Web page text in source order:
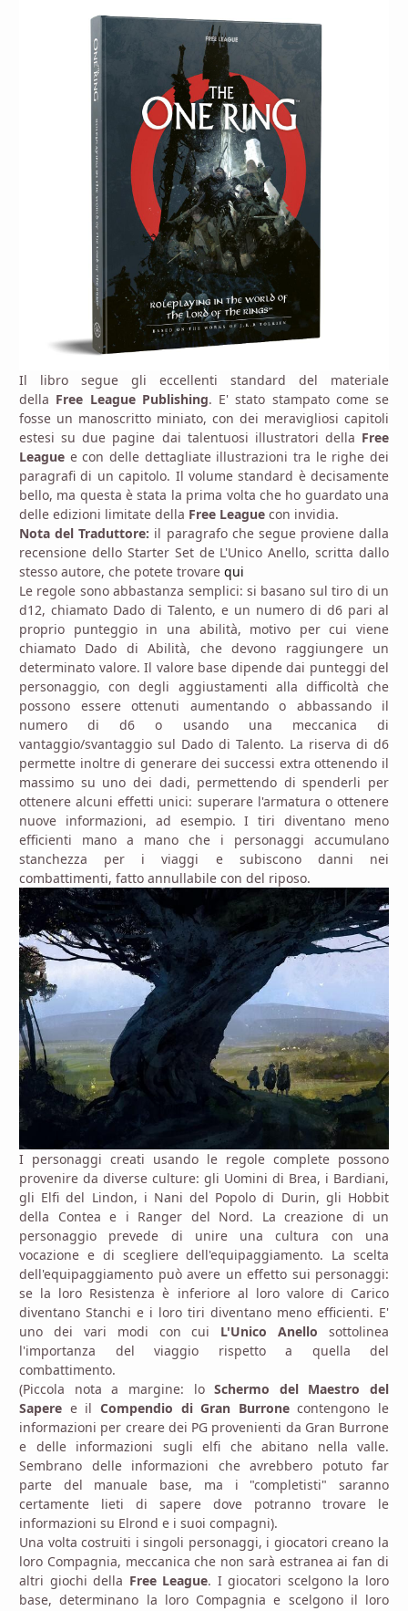
Il libro segue gli eccellenti standard del materiale
della Free League Publishing. E' stato stampato come se
fosse un manoscritto miniato, con dei meravigliosi capitoli
estesi su due pagine dai talentuosi illustratori della Free
League e con delle dettagliate illustrazioni tra le righe dei
paragrafi di un capitolo. Il volume standard è decisamente
bello, ma questa è stata la prima volta che ho guardato una
delle edizioni limitate della Free League con invidia.
Nota del Traduttore: il paragrafo che segue proviene dalla
recensione dello Starter Set de L'Unico Anello, scritta dallo
stesso autore, che potete trovare qui
Le regole sono abbastanza semplici: si basano sul tiro di un
d12, chiamato Dado di Talento, e un numero di d6 pari al
proprio punteggio in una abilità, motivo per cui viene
chiamato Dado di Abilità, che devono raggiungere un
determinato valore. Il valore base dipende dai punteggi del
personaggio, con degli aggiustamenti alla difficoltà che
possono essere ottenuti aumentando o abbassando il
numero di d6 o usando una meccanica di
vantaggio/svantaggio sul Dado di Talento. La riserva di d6
permette inoltre di generare dei successi extra ottenendo il
massimo su uno dei dadi, permettendo di spenderli per
ottenere alcuni effetti unici: superare l'armatura o ottenere
nuove informazioni, ad esempio. I tiri diventano meno
efficienti mano a mano che i personaggi accumulano
stanchezza per i viaggi e subiscono danni nei
combattimenti, fatto annullabile con del riposo.
I personaggi creati usando le regole complete possono
provenire da diverse culture: gli Uomini di Brea, i Bardiani,
gli Elfi del Lindon, i Nani del Popolo di Durin, gli Hobbit
della Contea e i Ranger del Nord. La creazione di un
personaggio prevede di unire una cultura con una
vocazione e di scegliere dell'equipaggiamento. La scelta
dell'equipaggiamento può avere un effetto sui personaggi:
se la loro Resistenza è inferiore al loro valore di Carico
diventano Stanchi e i loro tiri diventano meno efficienti. E'
uno dei vari modi con cui L'Unico Anello sottolinea
l'importanza del viaggio rispetto a quella del
combattimento.
(Piccola nota a margine: loSchermo del Maestro del
Sapere e il Compendio di Gran Burronecontengono le
informazioni per creare dei PG provenienti da Gran Burrone
e delle informazioni sugli elfi che abitano nella valle.
Sembrano delle informazioni che avrebbero potuto far
parte del manuale base, ma i "completisti" saranno
certamente lieti di sapere dove potranno trovare le
informazioni su Elrond e i suoi compagni).
Una volta costruiti i singoli personaggi, i giocatori creano la
loro Compagnia, meccanica che non sarà estranea ai fan di
altri giochi della Free League. I giocatori scelgono la loro
base, determinano la loro Compagnia e scelgono il loro